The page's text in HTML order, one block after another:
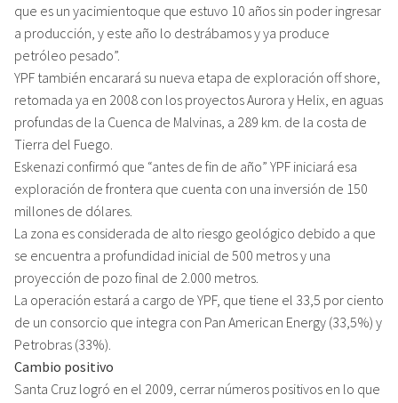
que es un yacimientoque que estuvo 10 años sin poder ingresar
a producción, y este año lo destrábamos y ya produce
petróleo pesado”.
YPF también encarará su nueva etapa de exploración off shore,
retomada ya en 2008 con los proyectos Aurora y Helix, en aguas
profundas de la Cuenca de Malvinas, a 289 km. de la costa de
Tierra del Fuego.
Eskenazi confirmó que “antes de fin de año” YPF iniciará esa
exploración de frontera que cuenta con una inversión de 150
millones de dólares.
La zona es considerada de alto riesgo geológico debido a que
se encuentra a profundidad inicial de 500 metros y una
proyección de pozo final de 2.000 metros.
La operación estará a cargo de YPF, que tiene el 33,5 por ciento
de un consorcio que integra con Pan American Energy (33,5%) y
Petrobras (33%).
Cambio positivo
Santa Cruz logró en el 2009, cerrar números positivos en lo que